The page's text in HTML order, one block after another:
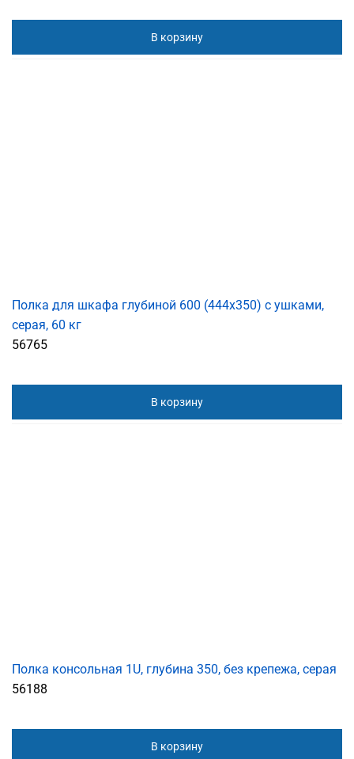
В корзину
Полка для шкафа глубиной 600 (444x350) с ушками,
серая, 60 кг
56765
В корзину
Полка консольная 1U, глубина 350, без крепежа, серая
56188
В корзину